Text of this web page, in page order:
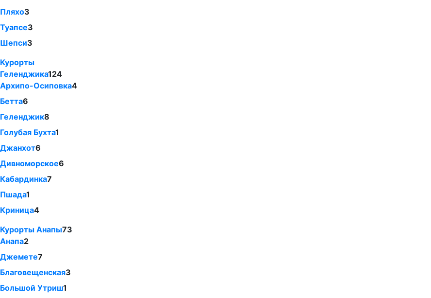
Пляхо3
Туапсе3
Шепси3
Курорты
Геленджика124
Архипо-Осиповка4
Бетта6
Геленджик8
Голубая Бухта1
Джанхот6
Дивноморское6
Кабардинка7
Пшада1
Криница4
Курорты Анапы73
Анапа2
Джемете7
Благовещенская3
Большой Утриш1